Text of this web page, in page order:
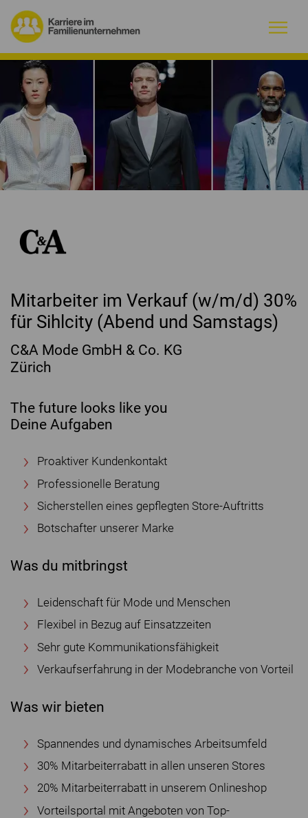
Warum Familienunternehmen?
Firmenprofile
Jobs
Magazin
Initiative
Mitarbeiter im Verkauf (w/m/d) 30%
für Sihlcity (Abend und Samstags)
C&A Mode GmbH & Co. KG
Zürich
The future looks like you
Deine Aufgaben
Proaktiver Kundenkontakt
Professionelle Beratung
Sicherstellen eines gepflegten Store-Auftritts
Botschafter unserer Marke
Was du mitbringst
Leidenschaft für Mode und Menschen
Flexibel in Bezug auf Einsatzzeiten
Sehr gute Kommunikationsfähigkeit
Verkaufserfahrung in der Modebranche von Vorteil
Was wir bieten
Spannendes und dynamisches Arbeitsumfeld
30% Mitarbeiterrabatt in allen unseren Stores
20% Mitarbeiterrabatt in unserem Onlineshop
Vorteilsportal mit Angeboten von Top-